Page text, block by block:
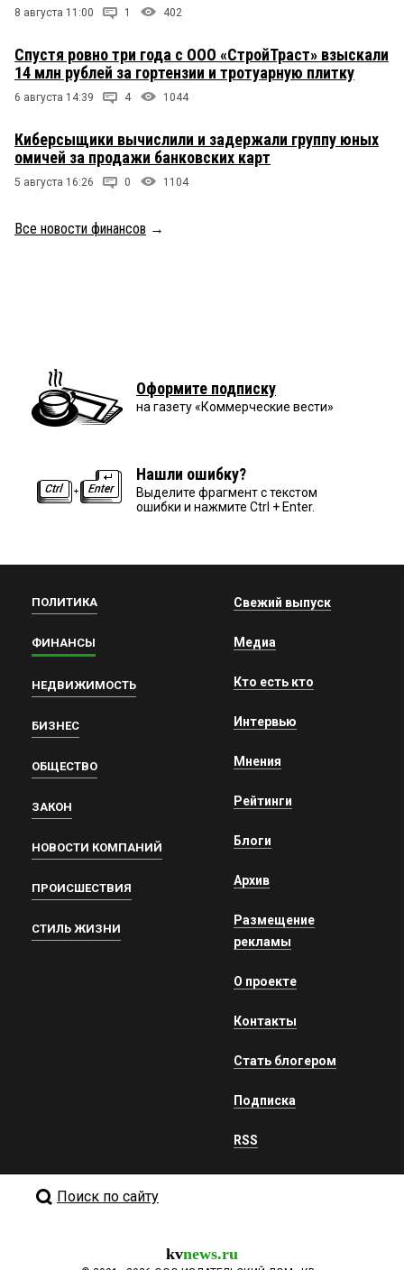
8 августа 11:00 1 402
Спустя ровно три года с ООО «СтройТраст» взыскали
14 млн рублей за гортензии и тротуарную плитку
6 августа 14:39 4 1044
Киберсыщики вычислили и задержали группу юных
омичей за продажи банковских карт
5 августа 16:26 0 1104
Все новости финансов →
Оформите подписку
на газету «Коммерческие вести»
Нашли ошибку?
Выделите фрагмент с текстом
ошибки и нажмите Ctrl + Enter.
ПОЛИТИКА
ФИНАНСЫ
НЕДВИЖИМОСТЬ
БИЗНЕС
ОБЩЕСТВО
ЗАКОН
НОВОСТИ КОМПАНИЙ
ПРОИСШЕСТВИЯ
СТИЛЬ ЖИЗНИ
Свежий выпуск
Медиа
Кто есть кто
Интервью
Мнения
Рейтинги
Блоги
Архив
Размещение
рекламы
О проекте
Контакты
Стать блогером
Подписка
RSS
Поиск по сайту
kvnews.ru